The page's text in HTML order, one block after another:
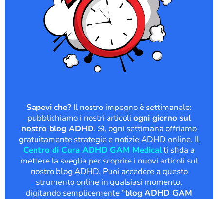
Sapevi che? Il nostro impegno è settimanale:
pubblichiamo i nostri articoli ogni giorno sul
nostro blog ADHD. Sì, ogni settimana offriamo
gratuitamente strategie e notizie ADHD online. Il
Centro di Cura ADHD GAM Medicalti sfida a
mettere la sveglia per scoprire i nuovi articoli sul
nostro blog ADHD. Puoi accedere a questo
strumento online in qualsiasi momento,
digitando semplicemente “blog ADHD GAM